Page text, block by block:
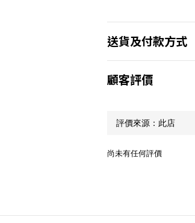
送貨及付款方式
顧客評價
尚未有任何評價